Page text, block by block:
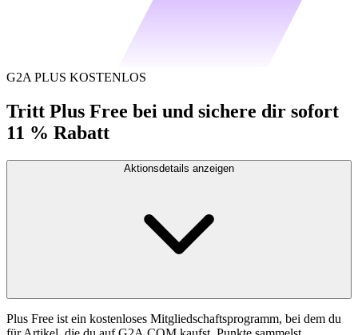
G2A PLUS KOSTENLOS
Tritt Plus Free bei und sichere dir sofort
11 % Rabatt
Aktionsdetails anzeigen
Plus Free ist ein kostenloses Mitgliedschaftsprogramm, bei dem du